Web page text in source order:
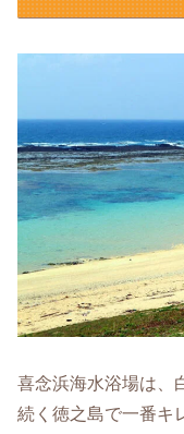
喜念浜海水浴場は、
続く徳之島で一番キ